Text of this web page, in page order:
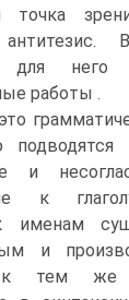
точка
для него
работы .
подводятся
и
к
именам
и
к тем же